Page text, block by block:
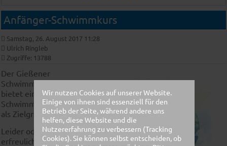
Anfänger-Schwimmkurs
Samstag, 26. August 2017 11:28
Ulrich Ringleb
Zugriffe: 13788
Der Gießener
Schwimmverein (SSV)
bietet einen
Schwimmkurs für Kinder
als Zielgruppe an.
Leider oder
erfreulicherweise ist die
Wir nutzen Cookies auf unserer Website.
Einige von ihnen sind essenziell für den
Betrieb der Seite, während andere uns
helfen, diese Website und die
Nutzererfahrung zu verbessern (Tracking
Cookies). Sie können selbst entscheiden, ob